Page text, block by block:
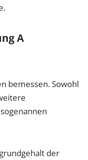
A
bemessen. Sowohl
der